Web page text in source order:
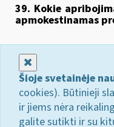
39. Kokie
apmokestinamas
Šioje svetainėje
cookies). Būtinieji
ir jiems nėra
galite sutikti ir su